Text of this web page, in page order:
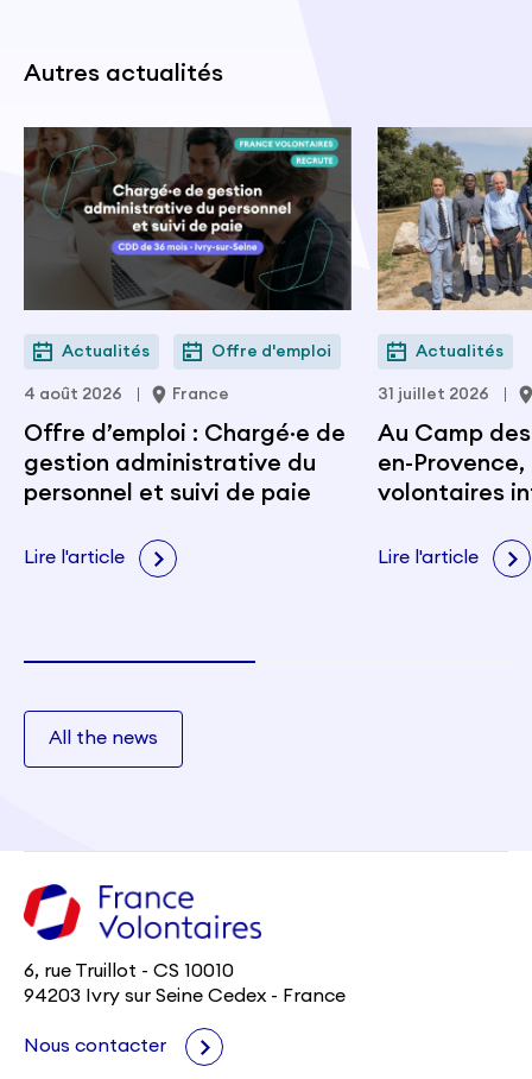
Autres actualités
Actualités Offre d'emploi
4 août 2026 France
Offre d’emploi : Chargé·e de
gestion administrative du
personnel et suivi de paie
Lire l'article
Actualités
31 juillet 2026
Au Camp
en-
volontaires
citoyenneté
Lire l'article
All the news
6, rue Truillot - CS 10010
94203 Ivry sur Seine Cedex - France
Nous contacter